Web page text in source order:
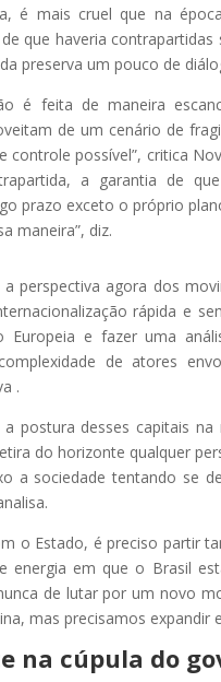
é mais cruel que na
que haveria
preserva um pouco de
é feita de maneira
de um cenário de
controle possível”, critica
a garantia de
prazo exceto o próprio
maneira”, diz.
perspectiva agora dos
rápida e
Europeia e fazer uma
de atores
.
a postura desses capitais
do horizonte qualquer
a sociedade tentando se
o Estado, é preciso partir
energia em que o Brasil
de lutar por um novo
mas precisamos expandir
na cúpula do